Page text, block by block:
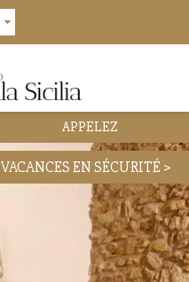
VACANCES EN SÉCURITÉ >
APPELEZ